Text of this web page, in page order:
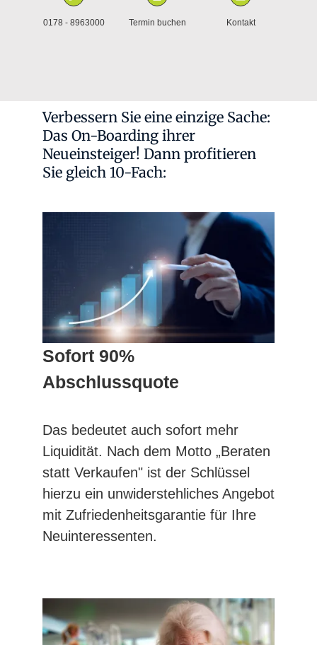
0178 - 8963000 Termin buchen Kontakt
Verbessern Sie eine einzige Sache:
Das On-Boarding ihrer
Neueinsteiger! Dann profitieren
Sie gleich 10-Fach:
Sofort 90%
Abschlussquote
Das bedeutet auch sofort mehr
Liquidität. Nach dem Motto „Beraten
statt Verkaufen" ist der Schlüssel
hierzu ein unwiderstehliches Angebot
mit Zufriedenheitsgarantie für Ihre
Neuinteressenten.